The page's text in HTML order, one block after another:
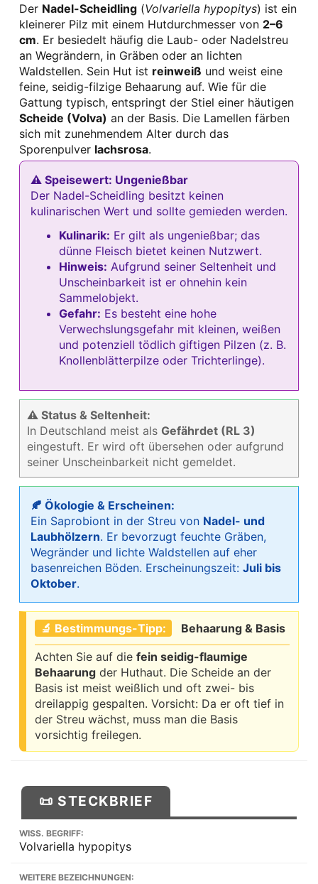
Der Nadel-Scheidling (Volvariella hypopitys) ist ein
kleinerer Pilz mit einem Hutdurchmesser von 2–6
cm. Er besiedelt häufig die Laub- oder Nadelstreu
an Wegrändern, in Gräben oder an lichten
Waldstellen. Sein Hut ist reinweiß und weist eine
feine, seidig-filzige Behaarung auf. Wie für die
Gattung typisch, entspringt der Stiel einer häutigen
Scheide (Volva) an der Basis. Die Lamellen färben
sich mit zunehmendem Alter durch das
Sporenpulver lachsrosa.
⚠ Speisewert: Ungenießbar
Der Nadel-Scheidling besitzt keinen
kulinarischen Wert und sollte gemieden werden.
Kulinarik: Er gilt als ungenießbar; das
dünne Fleisch bietet keinen Nutzwert.
Hinweis: Aufgrund seiner Seltenheit und
Unscheinbarkeit ist er ohnehin kein
Sammelobjekt.
Gefahr: Es besteht eine hohe
Verwechslungsgefahr mit kleinen, weißen
und potenziell tödlich giftigen Pilzen (z. B.
Knollenblätterpilze oder Trichterlinge).
⚠ Status & Seltenheit:
In Deutschland meist als Gefährdet (RL 3)
eingestuft. Er wird oft übersehen oder aufgrund
seiner Unscheinbarkeit nicht gemeldet.
🍂 Ökologie & Erscheinen:
Ein Saprobiont in der Streu von Nadel- und
Laubhölzern. Er bevorzugt feuchte Gräben,
Wegränder und lichte Waldstellen auf eher
basenreichen Böden. Erscheinungszeit: Juli bis
Oktober.
🔬 Bestimmungs-Tipp:
Behaarung & Basis
Achten Sie auf die fein seidig-flaumige
Behaarung der Huthaut. Die Scheide an der
Basis ist meist weißlich und oft zwei- bis
dreilappig gespalten. Vorsicht: Da er oft tief in
der Streu wächst, muss man die Basis
vorsichtig freilegen.
📜 STECKBRIEF
WISS. BEGRIFF:
Volvariella hypopitys
WEITERE BEZEICHNUNGEN: